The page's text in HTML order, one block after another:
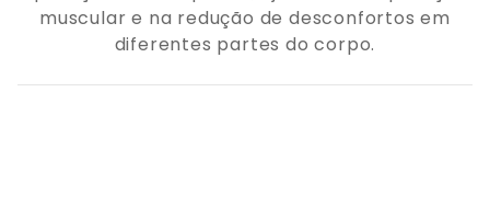
muscular e na redução de desconfortos em
diferentes partes do corpo.